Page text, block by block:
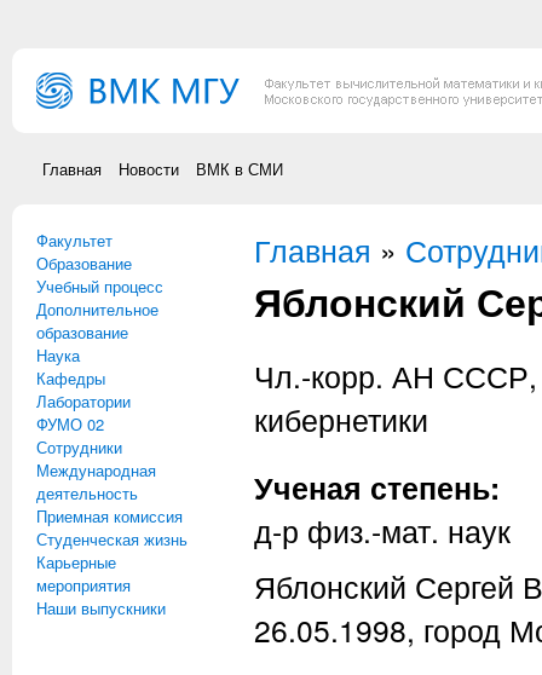
Главная Новости ВМК в СМИ
Факультет
Образование
Учебный процесс
Дополнительное
образование
Наука
Кафедры
Лаборатории
ФУМО 02
Сотрудники
Международная
деятельность
Приемная комиссия
Студенческая жизнь
Карьерные
мероприятия
Наши выпускники
Вы здесь
Главная »
Яблонский
Чл.-корр. АН СССР,
кибернетики
Ученая степень:
д-р физ.-мат. наук
Яблонский Сергей
26.05.1998, город